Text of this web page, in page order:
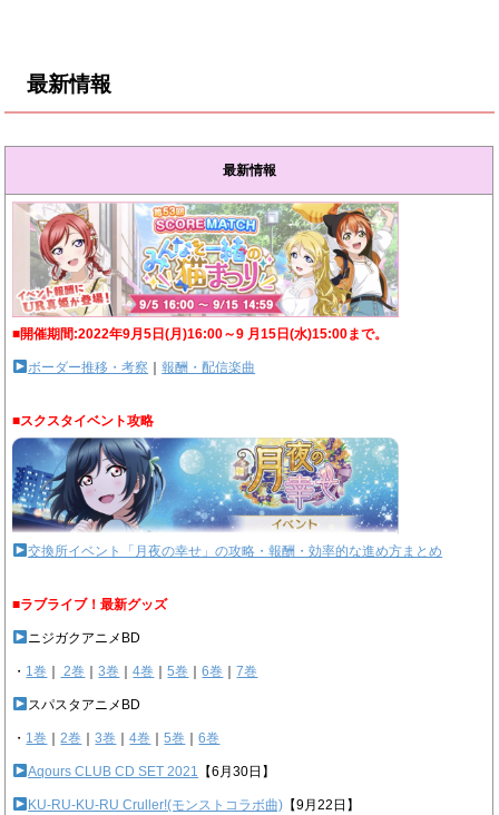
最新情報
最新情報
■開催期間:2022年9月5日(月)16:00～9 月15日(水)15:00まで。
ボーダー推移・考察 ｜報酬・配信楽曲
■スクスタイベント攻略
交換所イベント「月夜の幸せ」の攻略・報酬・効率的な進め方まとめ
■ラブライブ！最新グッズ
ニジガクアニメBD
・ 1巻 2巻 ｜3巻 ｜4巻 ｜5巻 ｜6巻 ｜7巻
スパスタアニメBD
・ 1巻 ｜2巻 ｜3巻 ｜4巻 ｜5巻 ｜6巻
Aqours CLUB CD SET 2021 【6月30日】
KU-RU-KU-RU Cruller!(モンストコラボ曲) 【9月22日】